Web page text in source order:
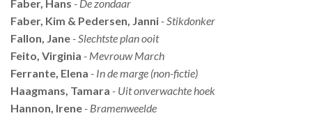
Faber, Hans - De zondaar
Faber, Kim & Pedersen, Janni - Stikdonker
Fallon, Jane - Slechtste plan ooit
Feito, Virginia - Mevrouw March
Ferrante, Elena - In de marge (non-fictie)
Haagmans, Tamara - Uit onverwachte hoek
Hannon, Irene - Bramenweelde